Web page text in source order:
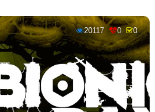
20117 0 0